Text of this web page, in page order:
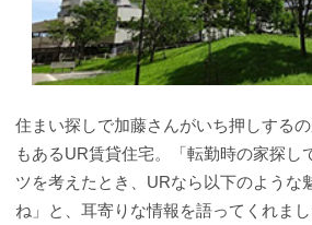
住まい探しで加藤さんがいち押しする
もあるUR賃貸住宅。「転勤時の家探し
ツを考えたとき、URなら以下のような
ね」と、耳寄りな情報を語ってくれまし